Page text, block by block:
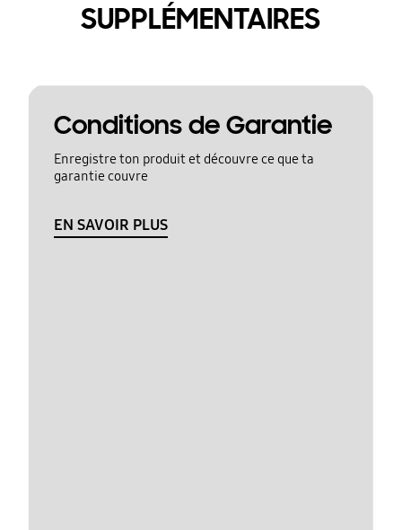
SUPPLÉMENTAIRES
Conditions de Garantie
Enregistre ton produit et découvre ce que ta
garantie couvre
EN SAVOIR PLUS